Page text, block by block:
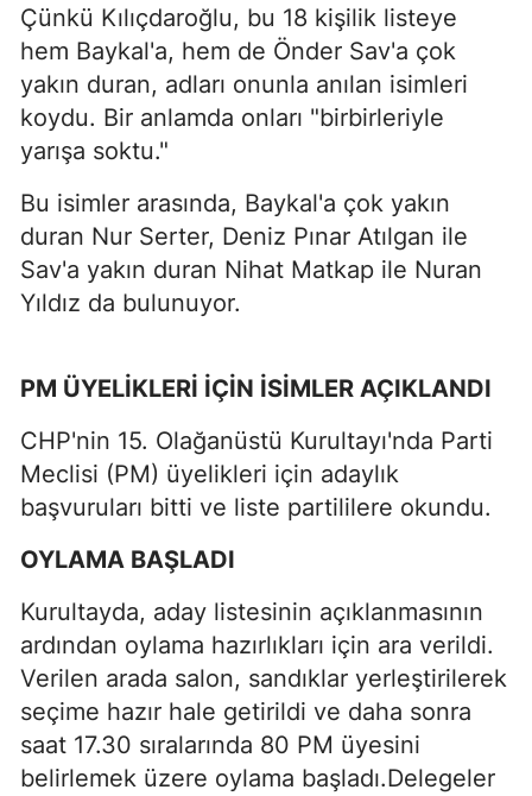
Çünkü Kılıçdaroğlu, bu 18 kişilik listeye
hem Baykal'a, hem de Önder Sav'a çok
yakın duran, adları onunla anılan isimleri
koydu. Bir anlamda onları "birbirleriyle
yarışa soktu."
Bu isimler arasında, Baykal'a çok yakın
duran Nur Serter, Deniz Pınar Atılgan ile
Sav'a yakın duran Nihat Matkap ile Nuran
Yıldız da bulunuyor.
PM ÜYELİKLERİ İÇİN İSİMLER AÇIKLANDI
CHP'nin 15. Olağanüstü Kurultayı'nda Parti
Meclisi (PM) üyelikleri için adaylık
başvuruları bitti ve liste partililere okundu.
OYLAMA BAŞLADI
Kurultayda, aday listesinin açıklanmasının
ardından oylama hazırlıkları için ara verildi.
Verilen arada salon, sandıklar yerleştirilerek
seçime hazır hale getirildi ve daha sonra
saat 17.30 sıralarında 80 PM üyesini
belirlemek üzere oylama başladı.Delegeler